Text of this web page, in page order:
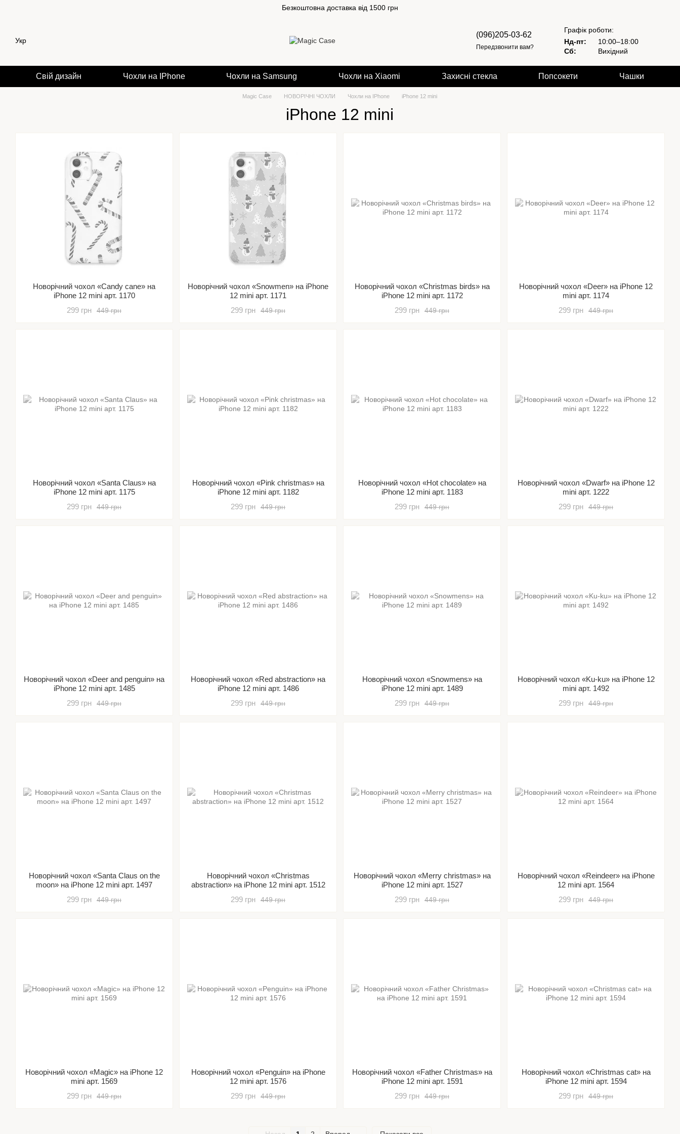
Безкоштовна доставка від 1500 грн
Укр
(096)205-03-62
Передзвонити вам?
Графік роботи:
Нд-пт:
10:00–18:00
Сб:
Вихідний
Свій дизайн Чохли на IPhone Чохли на Samsung Чохли на Xiaomi Захисні стекла Попсокети Чашки
Magic Case НОВОРІЧНІ ЧОХЛИ Чохли на IPhone iPhone 12 mini
iPhone 12 mini
Новорічний чохол «Candy cane» на
iPhone 12 mini арт. 1170
449 грн
299 грн
Новорічний чохол «Snowmen» на iPhone
12 mini арт. 1171
449 грн
299 грн
Новорічний чохол «Christmas birds» на
iPhone 12 mini арт. 1172
449 грн
299 грн
Новорічний чохол «Deer» на iPhone 12
mini арт. 1174
449 грн
299 грн
Новорічний чохол «Santa Claus» на
iPhone 12 mini арт. 1175
449 грн
299 грн
Новорічний чохол «Pink christmas» на
iPhone 12 mini арт. 1182
449 грн
299 грн
Новорічний чохол «Hot chocolate» на
iPhone 12 mini арт. 1183
449 грн
299 грн
Новорічний чохол «Dwarf» на iPhone 12
mini арт. 1222
449 грн
299 грн
Новорічний чохол «Deer and penguin» на
iPhone 12 mini арт. 1485
449 грн
299 грн
Новорічний чохол «Red abstraction» на
iPhone 12 mini арт. 1486
449 грн
299 грн
Новорічний чохол «Snowmens» на
iPhone 12 mini арт. 1489
449 грн
299 грн
Новорічний чохол «Ku-ku» на iPhone 12
mini арт. 1492
449 грн
299 грн
Новорічний чохол «Santa Claus on the
moon» на iPhone 12 mini арт. 1497
449 грн
299 грн
Новорічний чохол «Christmas
abstraction» на iPhone 12 mini арт. 1512
449 грн
299 грн
Новорічний чохол «Merry christmas» на
iPhone 12 mini арт. 1527
449 грн
299 грн
Новорічний чохол «Reindeer» на iPhone
12 mini арт. 1564
449 грн
299 грн
Новорічний чохол «Magic» на iPhone 12
mini арт. 1569
449 грн
299 грн
Новорічний чохол «Penguin» на iPhone
12 mini арт. 1576
449 грн
299 грн
Новорічний чохол «Father Christmas» на
iPhone 12 mini арт. 1591
449 грн
299 грн
Новорічний чохол «Christmas cat» на
iPhone 12 mini арт. 1594
449 грн
299 грн